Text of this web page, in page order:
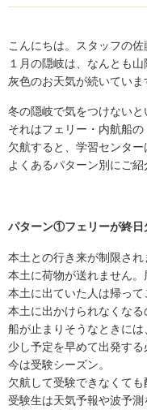
こんにちは。スタッフの佐
１月の隠岐は、なんとも山
灰色のお天気が続いていま
冬の隠岐で気をつけないと
それはフェリー・内航船の
欠航すると、学習センター
よくあるパターン別にご紹
パターン①フェリーが終日
本土との行き来が制限され
本土に荷物が送れません。
本土に出ていた人は帰って
本土に出かけられなくなる
船が止まりそうなときには
少し予定を早めて出発する
今は受験シーズン。
欠航して受験できなくても
受験生は天気予報や波予測